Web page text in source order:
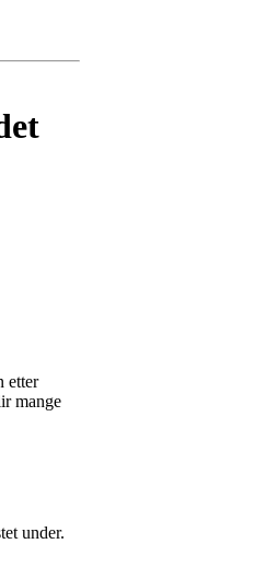
etter
mange
under.